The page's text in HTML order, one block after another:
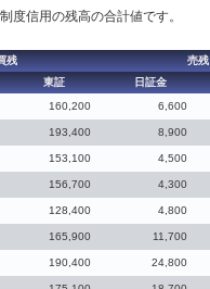
度信用の残高の合計値です。
残
売残
東証 日証金
160,200 6,600
193,400 8,900
153,100 4,500
156,700 4,300
128,400 4,800
165,900 11,700
190,400 24,800